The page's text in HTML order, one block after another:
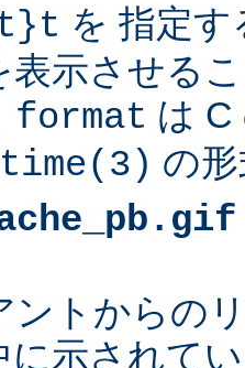
を 指定
表示させる
format は C
の
ントからの
に示されて